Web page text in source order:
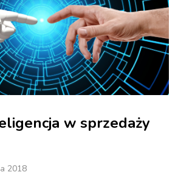
w sprzedaży
2018